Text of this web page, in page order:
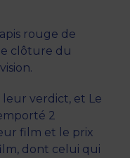
rouge de
clôture du
leur verdict, et Le
2
film et le prix
dont celui qui